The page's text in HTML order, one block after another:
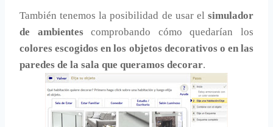
También tenemos la posibilidad de usar el simulador
de ambientescomprobando cómo quedarían los
colores escogidos en los objetos decorativos o en las
paredes de la sala que queramos decorar.